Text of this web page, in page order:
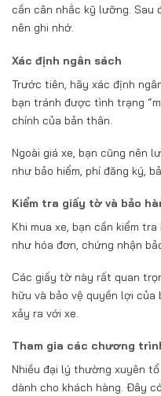
cần cân nhắc kỹ lưỡng. Sau
nên ghi nhớ.
Xác định ngân sách
Trước tiên, hãy xác định
bạn tránh được tình trạng
chính của bản thân.
Ngoài giá xe, bạn cũng nên
như bảo hiểm, phí đăng ký,
Kiểm tra giấy tờ và bảo
Khi mua xe, bạn cần kiểm
như hóa đơn, chứng nhận
Các giấy tờ này rất quan
hữu và bảo vệ quyền lợi
xảy ra với xe.
Tham gia các chương
Nhiều đại lý thường xuyên
dành cho khách hàng. Đây